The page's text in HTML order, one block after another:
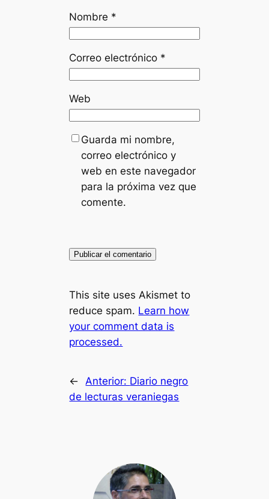
Nombre *
Correo electrónico *
Web
Guarda mi nombre,
correo electrónico y
web en este navegador
para la próxima vez que
comente.
This site uses Akismet to
reduce spam. Learn how
your comment data is
processed.
← Anterior: Diario negro
de lecturas veraniegas